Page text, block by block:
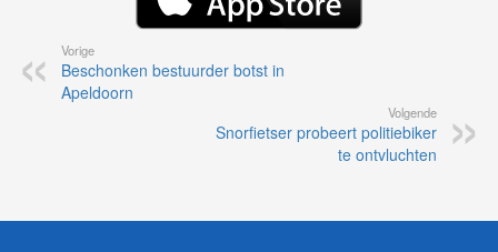
Vorige
Beschonken bestuurder botst in
Apeldoorn
Volgende
Snorfietser probeert politiebiker
te ontvluchten